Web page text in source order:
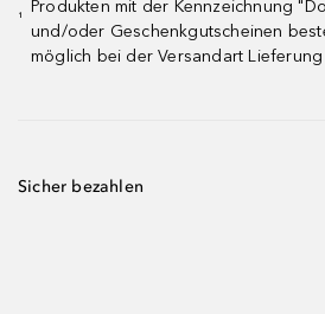
¹
Produkten mit der Kennzeichnung
und/oder Geschenkgutscheinen
möglich bei der Versandart Lieferung
Sicher bezahlen